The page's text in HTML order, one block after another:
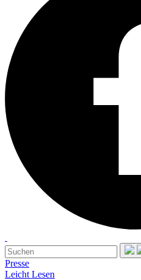
Presse
Leicht Lesen